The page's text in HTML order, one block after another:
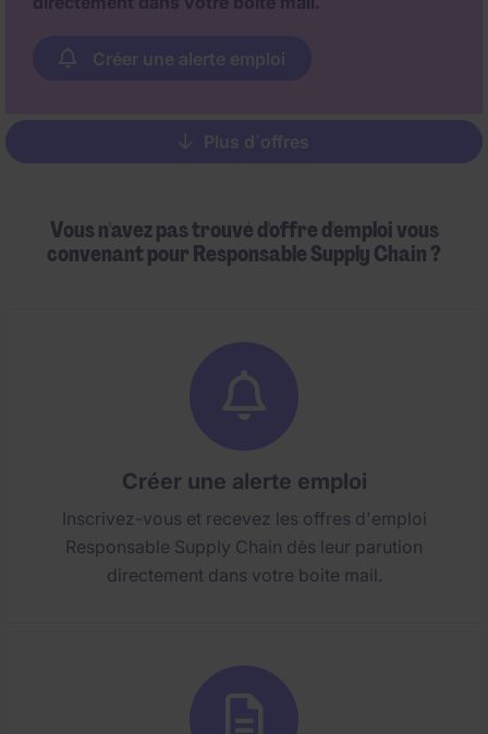
Créer une alerte emploi
Pagination
Plus d´offres
Vous n'avez pas trouvé d'offre d'emploi vous
convenant pour Responsable Supply Chain ?
Créer une alerte emploi
Inscrivez-vous et recevez les offres d'emploi
Responsable Supply Chain dès leur parution
directement dans votre boite mail.